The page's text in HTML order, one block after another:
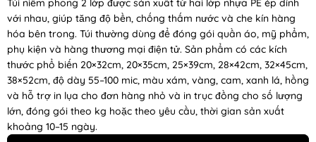
với nhau, giúp tăng độ bền, chống thấm nước và che kín hàng
hóa bên trong. Túi thường dùng để đóng gói quần áo, mỹ phẩm,
phụ kiện và hàng thương mại điện tử. Sản phẩm có các kích
thước phổ biến 20×32cm, 20×35cm, 25×39cm, 28×42cm, 32×45cm,
38×52cm, độ dày 55–100 mic, màu xám, vàng, cam, xanh lá, hồng
và hỗ trợ in lụa cho đơn hàng nhỏ và in trục đồng cho số lượng
lớn, đóng gói theo kg hoặc theo yêu cầu, thời gian sản xuất
khoảng 10–15 ngày.